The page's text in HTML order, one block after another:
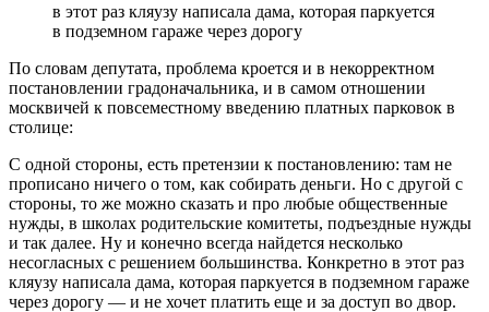
в этот раз кляузу написала дама, которая паркуется
в подземном гараже через дорогу
По словам депутата, проблема кроется и в некорректном
постановлении градоначальника, и в самом отношении
москвичей к повсеместному введению платных парковок в
столице:
С одной стороны, есть претензии к постановлению: там не
прописано ничего о том, как собирать деньги. Но с другой с
стороны, то же можно сказать и про любые общественные
нужды, в школах родительские комитеты, подъездные нужды
и так далее. Ну и конечно всегда найдется несколько
несогласных с решением большинства. Конкретно в этот раз
кляузу написала дама, которая паркуется в подземном гараже
через дорогу — и не хочет платить еще и за доступ во двор.